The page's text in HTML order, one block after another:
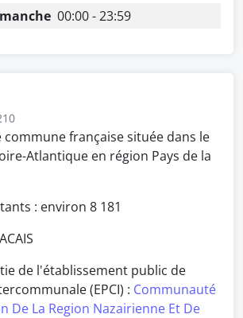
00:00 - 23:59
commune française située dans le
Atlantique en région Pays de la
: environ 8 181
de l'établissement public de
(EPCI) : Communauté
De La Region Nazairienne Et De